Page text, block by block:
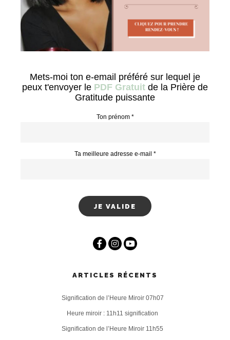
Mets-moi ton e-email préféré sur lequel je
peux t'envoyer le PDF Gratuit de la Prière de
Gratitude puissante
Ton prénom *
Ta meilleure adresse e-mail *
ARTICLES RÉCENTS
Signification de l’Heure Miroir 07h07
Heure miroir : 11h11 signification
Signification de l’Heure Miroir 11h55